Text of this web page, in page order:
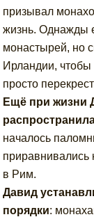
призывал
жизнь. Однажды
монастырей, но
Ирландии, чтобы
просто
Ещё при жизни
началось
приравнивались
в Рим.
Давид
порядки: